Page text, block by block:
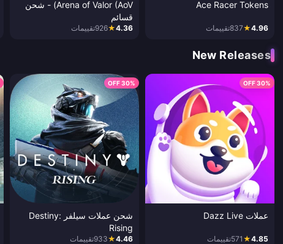
Ace Racer Tokens
4.96
★
837تقييمات
Arena of Valor (AoV) - شحن
قسائم
4.36
★
926تقييمات
New Releases
30% OFF
عملات Dazz Live
4.85
★
571تقييمات
30% OFF
شحن عملات سيلفر Destiny:
Rising
4.46
★
933تقييمات